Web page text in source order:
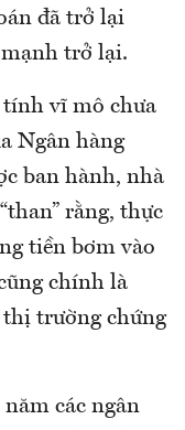
đã trở lại
trở lại.
tính vĩ mô chưa
Ngân hàng
ban hành, nhà
rằng, thực
tiền bơm vào
chính là
thị trường chứng
các ngân